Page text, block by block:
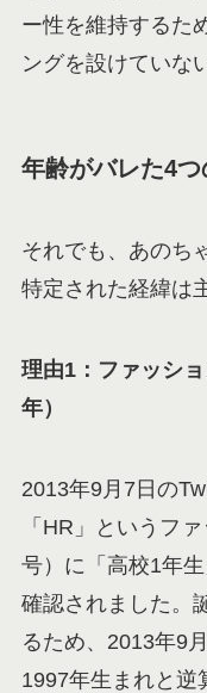
ー性を維持するた
ングを設けていな
年齢がバレた4つ
それでも、あのち
特定された経緯は
理由1：ファッシ
年）
2013年9月7日の
「HR」というフ
号）に「高校1年
確認されました。
るため、2013年9
1997年生まれと逆